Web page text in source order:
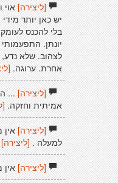
[ליצירה]אוי
יש כאן יותר
בלי להכנס
יונתן.
לצהוב. שלא נדע,
אחרת. ערוגה.
[ליצירה]...
אמיתית וחזקה.
[ליצירה]אין
למעלה . [ליצירה]
[ליצירה]אין